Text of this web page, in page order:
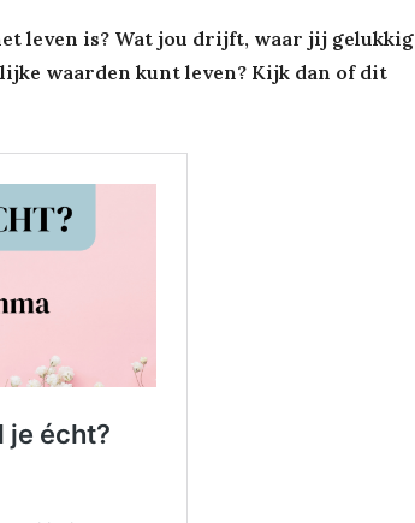
leven is? Wat jou drijft, waar jij gelukkig
waarden kunt leven? Kijk dan of dit